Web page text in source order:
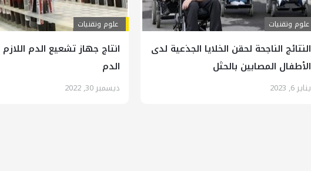
علوم وتقنيات
النتائج الناجحة لحقن الخلايا الجذعية لدى
الأطفال المصابين بالحثل
يناير 6, 2023
علوم وتقنيات
انتاج جهاز تشعيع الدم
الدم
ديسمبر 30, 2022